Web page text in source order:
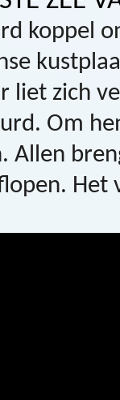
koppel
liet zich
Om
Allen
Het